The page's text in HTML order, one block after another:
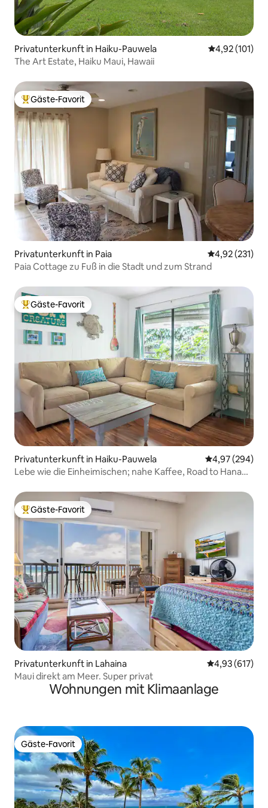
Privatunterkunft in Haiku-Pauwela
4,92 (101)
The Art Estate, Haiku Maui, Hawaii
Beliebter Gäste-Favorit.
Gäste-Favorit
Privatunterkunft in Paia
4,92 (231)
Paia Cottage zu Fuß in die Stadt und zum Strand
Beliebter Gäste-Favorit.
Gäste-Favorit
Privatunterkunft in Haiku-Pauwela
4,97 (294)
Lebe wie die Einheimischen; nahe Kaffee, Road to Hana
Beliebter Gäste-Favorit.
Gäste-Favorit
Privatunterkunft in Lahaina
4,93 (617)
Maui direkt am Meer. Super privat
Wohnungen mit Klimaanlage
Gäste-Favorit
Gäste-Favorit